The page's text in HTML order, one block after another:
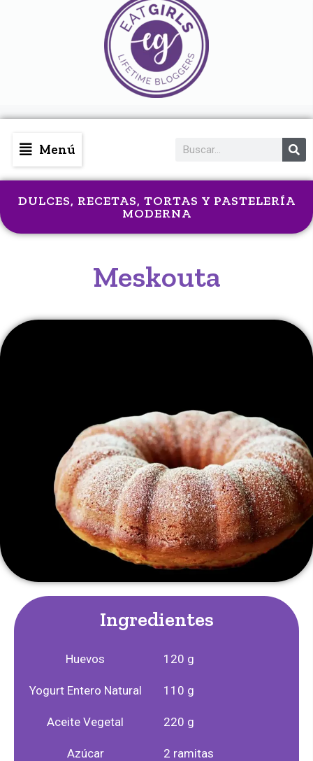
Menú
DULCES, RECETAS, TORTAS Y PASTELERÍA
MODERNA
Meskouta
Ingredientes
Huevos 120 g
Yogurt Entero Natural 110 g
Aceite Vegetal 220 g
Azúcar 2 ramitas